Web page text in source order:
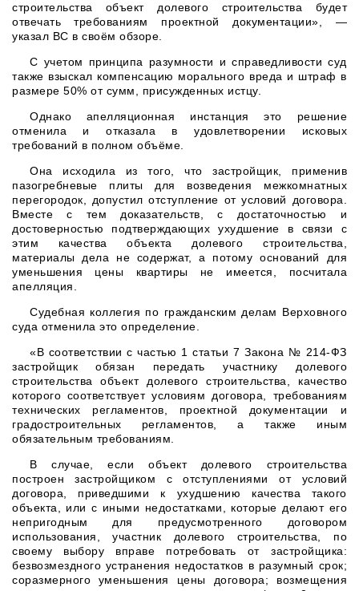
строительства объект долевого строительства будет
отвечать требованиям проектной документации», —
указал ВС в своём обзоре.
С учетом принципа разумности и справедливости суд
также взыскал компенсацию морального вреда и штраф в
размере 50% от сумм, присужденных истцу.
Однако апелляционная инстанция это решение
отменила и отказала в удовлетворении исковых
требований в полном объёме.
Она исходила из того, что застройщик, применив
пазогребневые плиты для возведения межкомнатных
перегородок, допустил отступление от условий договора.
Вместе с тем доказательств, с достаточностью и
достоверностью подтверждающих ухудшение в связи с
этим качества объекта долевого строительства,
материалы дела не содержат, а потому оснований для
уменьшения цены квартиры не имеется, посчитала
апелляция.
Судебная коллегия по гражданским делам Верховного
суда отменила это определение.
«В соответствии с частью 1 статьи 7 Закона № 214-ФЗ
застройщик обязан передать участнику долевого
строительства объект долевого строительства, качество
которого соответствует условиям договора, требованиям
технических регламентов, проектной документации и
градостроительных регламентов, а также иным
обязательным требованиям.
В случае, если объект долевого строительства
построен застройщиком с отступлениями от условий
договора, приведшими к ухудшению качества такого
объекта, или с иными недостатками, которые делают его
непригодным для предусмотренного договором
использования, участник долевого строительства, по
своему выбору вправе потребовать от застройщика:
безвозмездного устранения недостатков в разумный срок;
соразмерного уменьшения цены договора; возмещения